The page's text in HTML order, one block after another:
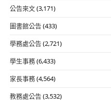
公告來文(3,171)
圖書館公告(433)
學務處公告(2,721)
學生事務(6,433)
家長事務(4,564)
教務處公告(3,532)